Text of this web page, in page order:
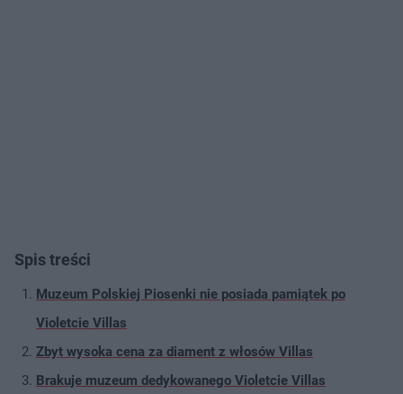
Spis treści
Muzeum Polskiej Piosenki nie posiada pamiątek po
Violetcie Villas
Zbyt wysoka cena za diament z włosów Villas
Brakuje muzeum dedykowanego Violetcie Villas